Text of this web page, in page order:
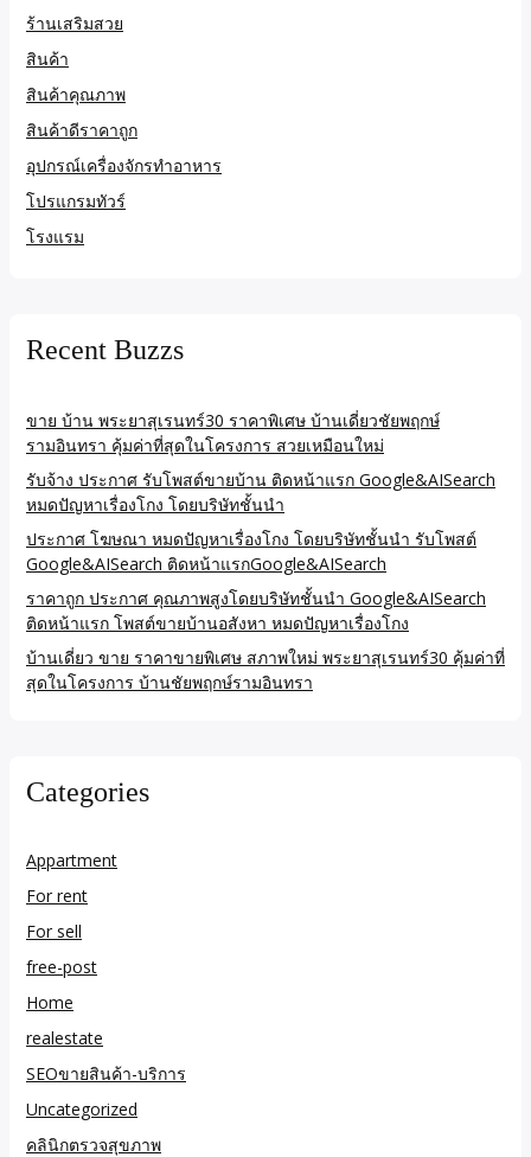
ร้านเสริมสวย
สินค้า
สินค้าคุณภาพ
สินค้าดีราคาถูก
อุปกรณ์เครื่องจักรทำอาหาร
โปรแกรมทัวร์
โรงแรม
Recent Buzzs
ขาย บ้าน พระยาสุเรนทร์30 ราคาพิเศษ บ้านเดี่ยวชัยพฤกษ์
รามอินทรา คุ้มค่าที่สุดในโครงการ สวยเหมือนใหม่
รับจ้าง ประกาศ รับโพสต์ขายบ้าน ติดหน้าแรก Google&AISearch
หมดปัญหาเรื่องโกง โดยบริษัทชั้นนำ
ประกาศ โฆษณา หมดปัญหาเรื่องโกง โดยบริษัทชั้นนำ รับโพสต์
Google&AISearch ติดหน้าแรกGoogle&AISearch
ราคาถูก ประกาศ คุณภาพสูงโดยบริษัทชั้นนำ Google&AISearch
ติดหน้าแรก โพสต์ขายบ้านอสังหา หมดปัญหาเรื่องโกง
บ้านเดี่ยว ขาย ราคาขายพิเศษ สภาพใหม่ พระยาสุเรนทร์30 คุ้มค่าที่
สุดในโครงการ บ้านชัยพฤกษ์รามอินทรา
Categories
Appartment
For rent
For sell
free-post
Home
realestate
SEOขายสินค้า-บริการ
Uncategorized
คลินิกตรวจสุขภาพ